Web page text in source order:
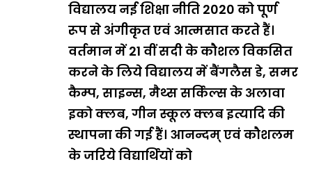
विद्यालय नई शिक्षा नीति 2020 को पूर्ण
रूप से अंगीकृत एवं आत्मसात करते हैं।
वर्तमान में 21 वीं सदी के कौशल विकसित
करने के लिये विद्यालय में बैंगलैस डे, समर
कैम्प, साइन्स, मैथ्स सर्किल्स के अलावा
इको क्लब, गीन स्कूल क्लब इत्यादि की
स्थापना की गई हैं। आनन्दम् एवं कौशलम
के जरिये विद्यार्थियों को